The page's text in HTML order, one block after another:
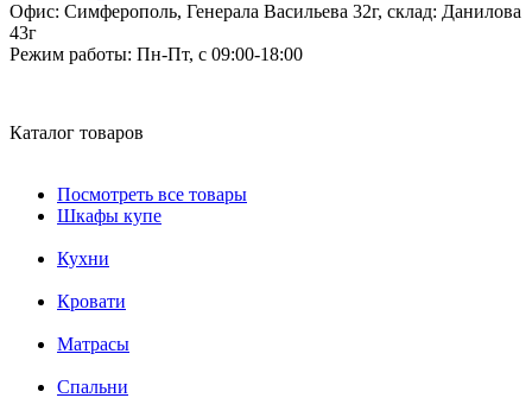
Офис: Симферополь, Генерала Васильева 32г, склад: Данилова
43г
Режим работы: Пн-Пт, с 09:00-18:00
Каталог товаров
Посмотреть все товары
Шкафы купе
Кухни
Кровати
Матрасы
Cпальни